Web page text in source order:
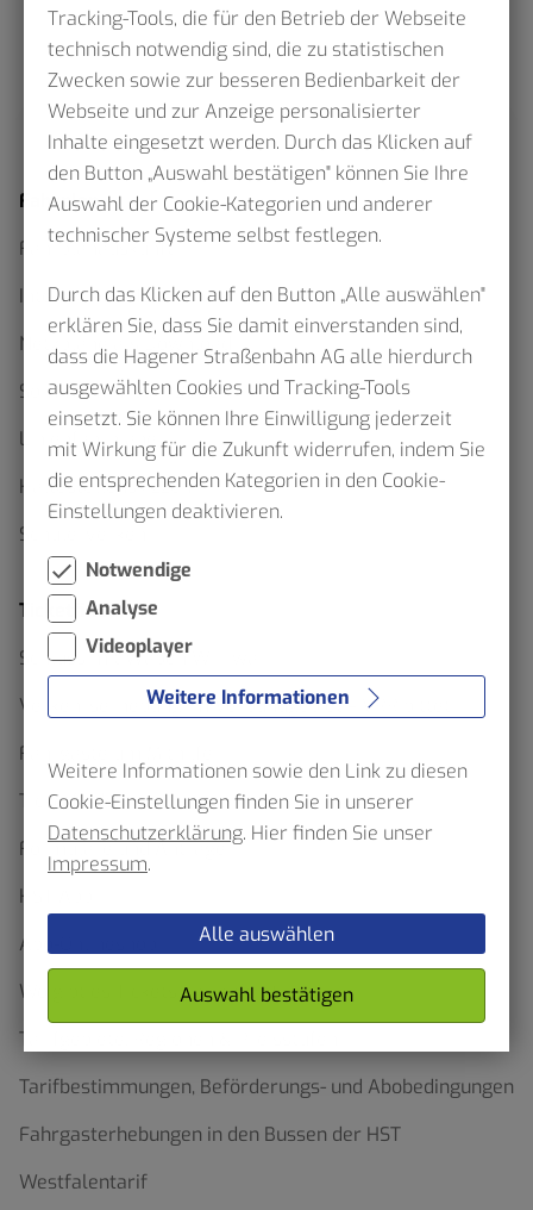
Fahrplan
Fahrplanauskunft
Interaktiver Netzplan
Netzpläne als Download
Sommerfahrplan 2026
Linienfahrpläne
Haltestellenskizzen
Schülerverkehr
Ticketfinder
Schluss mit Waben Wirrwarr
Verkehrserhebung im Verbundgebiet – VRR bittet
Fahrgäste um Mithilfe
Ticketfinder
Formulare und Anträge
HST App
Abo-Onlineshop
Wo gibt es Tickets zu kaufen?
Tarifgebiete, Regionen & Preisstufen
Tarifbestimmungen, Beförderungs- und Abobedingungen
Fahrgasterhebungen in den Bussen der HST
Westfalentarif
Tracking-Tools, die für den Betrieb der Webseite
technisch notwendig sind, die zu statistischen
Zwecken sowie zur besseren Bedienbarkeit der
Webseite und zur Anzeige personalisierter
Inhalte eingesetzt werden. Durch das Klicken auf
den Button „Auswahl bestätigen" können Sie Ihre
Auswahl der Cookie-Kategorien und anderer
technischer Systeme selbst festlegen.
Durch das Klicken auf den Button „Alle auswählen"
erklären Sie, dass Sie damit einverstanden sind,
dass die Hagener Straßenbahn AG alle hierdurch
ausgewählten Cookies und Tracking-Tools
einsetzt. Sie können Ihre Einwilligung jederzeit
mit Wirkung für die Zukunft widerrufen, indem Sie
die entsprechenden Kategorien in den Cookie-
Einstellungen deaktivieren.
Notwendige
Analyse
Videoplayer
Weitere Informationen
Weitere Informationen sowie den Link zu diesen
Cookie-Einstellungen finden Sie in unserer
Datenschutzerklärung. Hier finden Sie unser
Impressum.
Alle auswählen
Auswahl bestätigen